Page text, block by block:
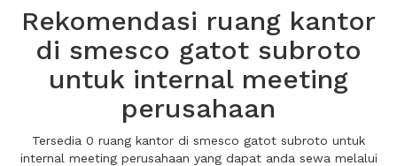
Rekomendasi ruang kantor
di smesco gatot subroto
untuk internal meeting
perusahaan
Tersedia 0 ruang kantor di smesco gatot subroto untuk
internal meeting perusahaan yang dapat anda sewa melalui